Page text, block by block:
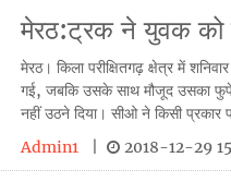
मेरठ:ट्रक ने युवक को
मेरठ। किला परीक्षितगढ़ क्षेत्र में
गई, जबकि उसके साथ मौजूद उसका
नहीं उठने दिया। सीओ ने किसी प्रकार
Admin1
| 2018-12-29